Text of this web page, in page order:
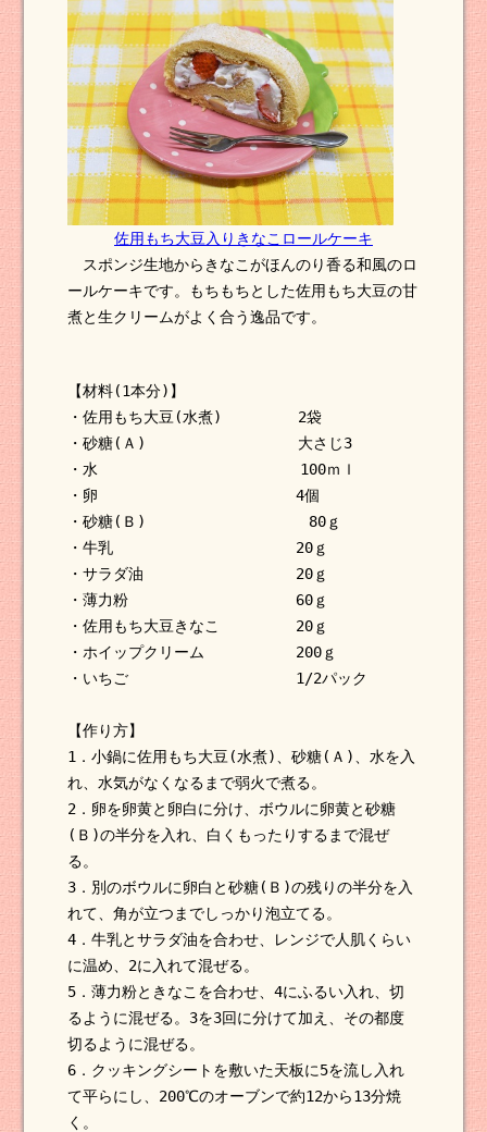
佐用もち大豆入りきなこロールケーキ
スポンジ生地からきなこがほんのり香る和風のロ
ールケーキです。もちもちとした佐用もち大豆の甘
煮と生クリームがよく合う逸品です。
【材料(1本分)】
・佐用もち大豆(水煮) 2袋
・砂糖(Ａ) 大さじ3
・水 100ｍｌ
・卵 4個
・砂糖(Ｂ) 80ｇ
・牛乳 20ｇ
・サラダ油 20ｇ
・薄力粉 60ｇ
・佐用もち大豆きなこ 20ｇ
・ホイップクリーム 200ｇ
・いちご 1/2パック
【作り方】
1．小鍋に佐用もち大豆(水煮)、砂糖(Ａ)、水を入
れ、水気がなくなるまで弱火で煮る。
2．卵を卵黄と卵白に分け、ボウルに卵黄と砂糖
(Ｂ)の半分を入れ、白くもったりするまで混ぜ
る。
3．別のボウルに卵白と砂糖(Ｂ)の残りの半分を入
れて、角が立つまでしっかり泡立てる。
4．牛乳とサラダ油を合わせ、レンジで人肌くらい
に温め、2に入れて混ぜる。
5．薄力粉ときなこを合わせ、4にふるい入れ、切
るように混ぜる。3を3回に分けて加え、その都度
切るように混ぜる。
6．クッキングシートを敷いた天板に5を流し入れ
て平らにし、200℃のオーブンで約12から13分焼
く。